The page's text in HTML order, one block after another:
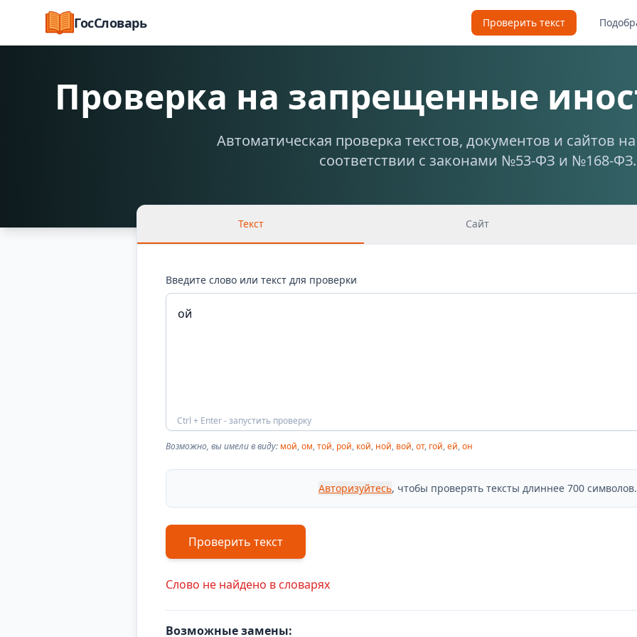
ГосСловарь Проверить текст
Проверка на запрещенные
Автоматическая проверка текстов, документов и сайтов
соответствии с законами №53-ФЗ и №168-ФЗ.
Текст Сайт
Введите слово или текст для проверки
Ctrl + Enter - запустить проверку
Возможно, вы имели в виду: мой,ом,той, рой, кой, ной, вой,от, гой,ей,он
Авторизуйтесь, чтобы проверять тексты длиннее 700 символов.
Проверить текст
Слово не найдено в словарях
Возможные замены: